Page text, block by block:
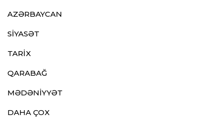
AZƏRBAYCAN
SİYASƏT
TARİX
QARABAĞ
MƏDƏNİYYƏT
DAHA ÇOX